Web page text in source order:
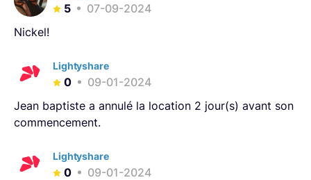
5
07-09-2024
Nickel!
Lightyshare
0
09-01-2024
Jean baptiste a annulé la location 2 jour(s) avant son
commencement.
Lightyshare
0
09-01-2024